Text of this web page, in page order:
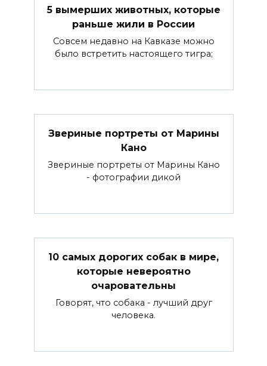
5 вымерших животных, которые
раньше жили в России
Совсем недавно на Кавказе можно
было встретить настоящего тигра;
Звериные портреты от Марины
Кано
Звериные портреты от Марины Кано
- фотографии дикой
10 самых дорогих собак в мире,
которые невероятно
очаровательны
Говорят, что собака - лучший друг
человека.